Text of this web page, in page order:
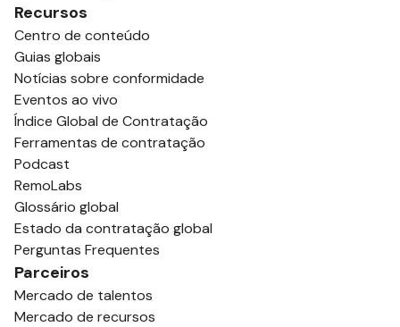
Recursos
Centro de conteúdo
Guias globais
Notícias sobre conformidade
Eventos ao vivo
Índice Global de Contratação
Ferramentas de contratação
Podcast
RemoLabs
Glossário global
Estado da contratação global
Perguntas Frequentes
Parceiros
Mercado de talentos
Mercado de recursos